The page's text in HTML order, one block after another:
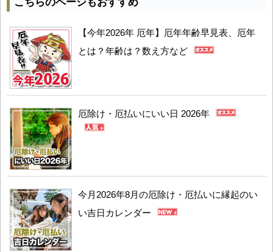
【今年2026年 厄年】厄年年齢早見表、厄年
とは？年齢は？数え方など
厄除け・厄払いにいい日 2026年
今月2026年8月の厄除け・厄払いに縁起のい
い吉日カレンダー